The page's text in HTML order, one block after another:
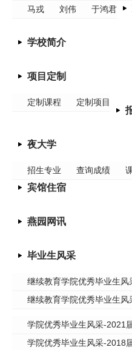
马戎
刘伟 于鸿君
学校简介
项目定制
定制课程 定制项目
夜大学
招生专业 查询成绩
宾馆住宿
燕园网讯
毕业生风采
继续教育学院优秀毕业生风
继续教育学院优秀毕业生风
学院优秀毕业生风采-2021
学院优秀毕业生风采-2018